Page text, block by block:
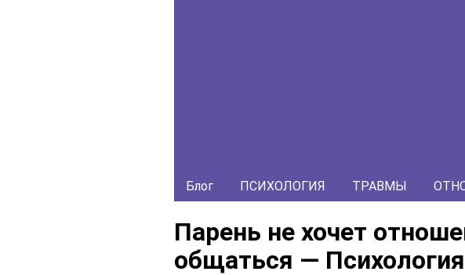
Блог ПСИХОЛОГИЯ ТРАВМЫ
Парень не хочет
общаться — Психология